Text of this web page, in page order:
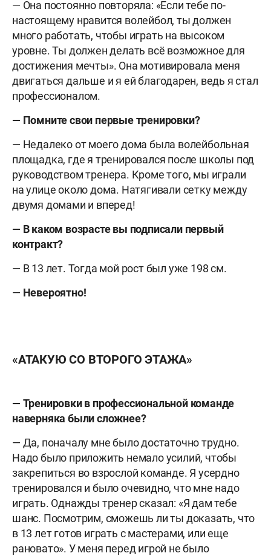
— Она постоянно повторяла: «Если тебе по-
настоящему нравится волейбол, ты должен
много работать, чтобы играть на высоком
уровне. Ты должен делать всё возможное для
достижения мечты». Она мотивировала меня
двигаться дальше и я ей благодарен, ведь я стал
профессионалом.
— Помните свои первые тренировки?
— Недалеко от моего дома была волейбольная
площадка, где я тренировался после школы под
руководством тренера. Кроме того, мы играли
на улице около дома. Натягивали сетку между
двумя домами и вперед!
— В каком возрасте вы подписали первый
контракт?
— В 13 лет. Тогда мой рост был уже 198 см.
— Невероятно!
«АТАКУЮ СО ВТОРОГО ЭТАЖА»
— Тренировки в профессиональной команде
наверняка были сложнее?
— Да, поначалу мне было достаточно трудно.
Надо было приложить немало усилий, чтобы
закрепиться во взрослой команде. Я усердно
тренировался и было очевидно, что мне надо
играть. Однажды тренер сказал: «Я дам тебе
шанс. Посмотрим, сможешь ли ты доказать, что
в 13 лет готов играть с мастерами, или еще
рановато». У меня перед игрой не было